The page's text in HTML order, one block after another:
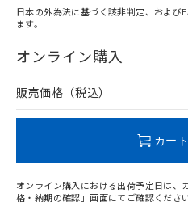
在庫等で未対応品が混在する
問い合わせください。
日本の外為法に基づく該非判定、および
ます。
オンライン購入
販売価格（税込）
カー
オンライン購入における出荷予定日は、
格・納期の確認」画面にてご確認ください